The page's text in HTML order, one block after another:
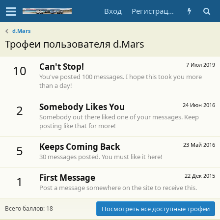
Вход Регистрация
d.Mars
Трофеи пользователя d.Mars
10 7 Июл 2019
Can't Stop!
You've posted 100 messages. I hope this took you more
than a day!
2 24 Июн 2016
Somebody Likes You
Somebody out there liked one of your messages. Keep
posting like that for more!
5 23 Май 2016
Keeps Coming Back
30 messages posted. You must like it here!
1 22 Дек 2015
First Message
Post a message somewhere on the site to receive this.
Всего баллов: 18 Посмотреть все доступные трофеи